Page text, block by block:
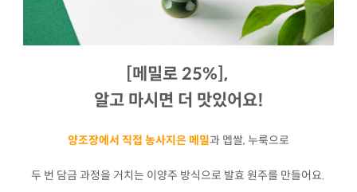
[메밀로 25%],
알고 마시면 더 맛있어요!
양조장에서 직접 농사지은 메밀과 멥쌀, 누룩으로
두 번 담금 과정을 거치는 이양주 방식으로 발효 원주를 만들어요.